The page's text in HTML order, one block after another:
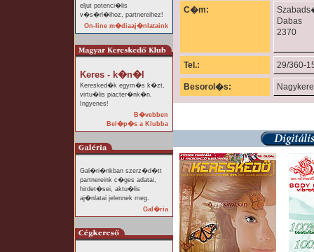
eljut potenci�lis
v�s�rl�ihoz, partnereihez!
On-line m�diaaj�nlataink
Keres - k�n�l
Keresked�k egym�s k�zt,
virtu�lis piacter�nk�n.
Ingyenes!
B�vebben
Bel�p�s a Klubba
Gal�ri�nkban szerz�d�tt
partnereink c�ges adatai,
hirdet�sei, aktu�lis
aj�nlatai jelennek meg.
Gal�ria
C�m:
Dabas
2370
Tel.: 29/360-
Besorol�s: